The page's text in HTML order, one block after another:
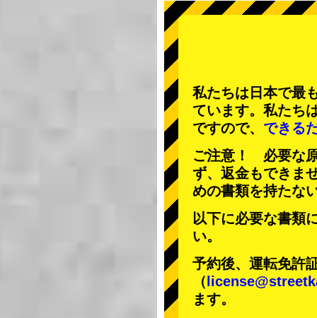
私たちは日本で最
ています。私たち
ですので、 できる
ご注意！ 必要な
ず、返金もできま
めの書類を持たな
以下に必要な書類
い。
予約後、運転免許
（
ます。